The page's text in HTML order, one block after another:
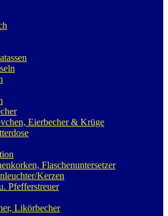
Eierbecher & Krüge
Flaschenuntersetzer
Kerzen
Pfefferstreuer
Likörbecher